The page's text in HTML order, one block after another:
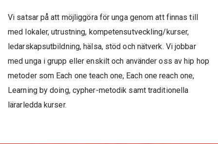
Vi satsar på att möjliggöra för unga genom att finnas till
med lokaler, utrustning, kompetensutveckling/kurser,
ledarskapsutbildning, hälsa, stöd och nätverk. Vi jobbar
med unga i grupp eller enskilt och använder oss av hip hop
metoder som Each one teach one, Each one reach one,
Learning by doing, cypher-metodik samt traditionella
lärarledda kurser.